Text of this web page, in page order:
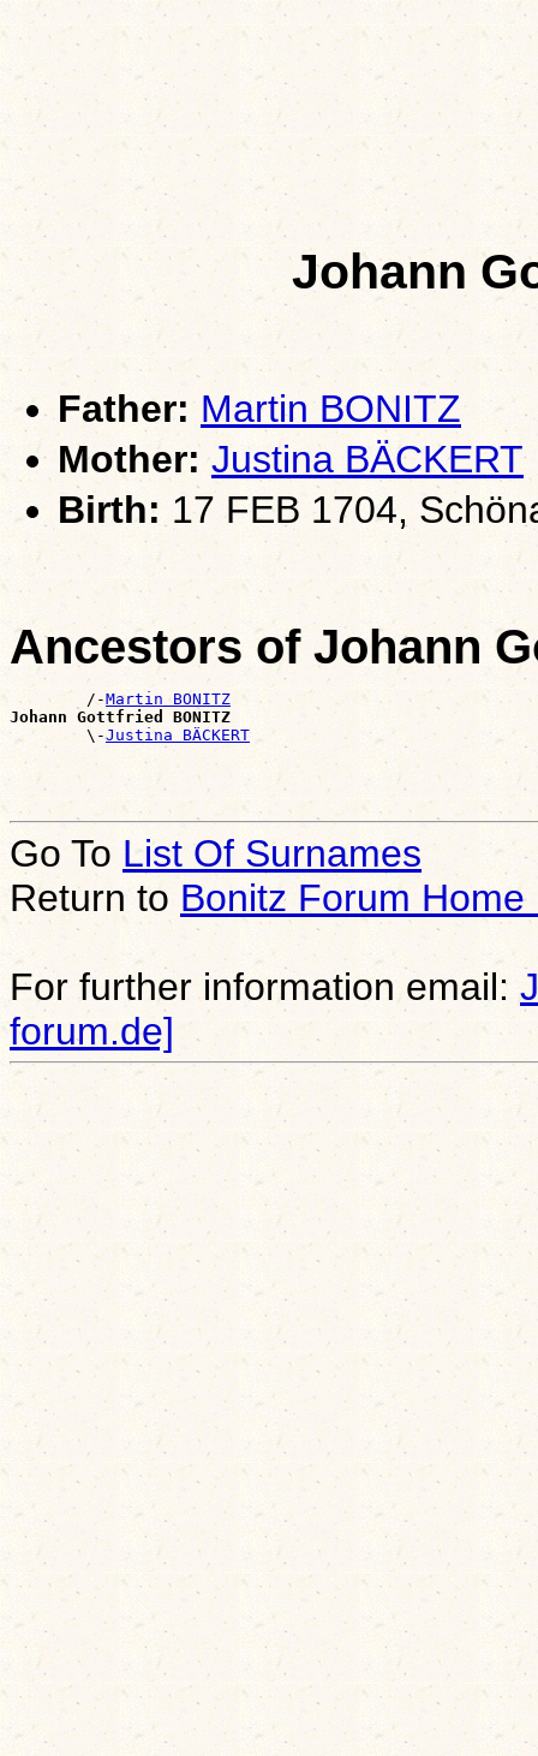
Johann
Father: Martin BONITZ
Mother: Justina BÄCKERT
Birth: 17 FEB 1704,
Ancestors of Johann
        /-
Martin BONITZ
Johann Gottfried BONITZ
\-Justina BÄCKERT
Go To List Of Surnames
Return to Bonitz Forum Home
For further information email:
forum.de]